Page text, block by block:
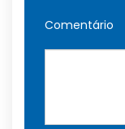
Comentário